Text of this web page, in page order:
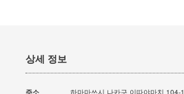
상세 정보
주소 하마마쓰시 나카구 이따야마치 104-1